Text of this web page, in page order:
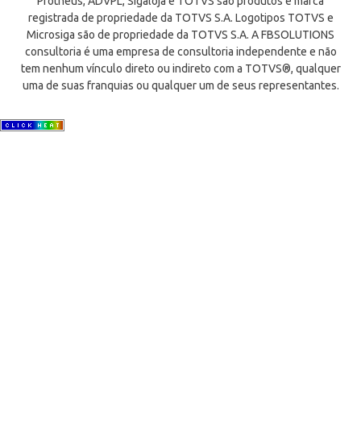
registrada de propriedade da TOTVS S.A. Logotipos TOTVS e
Microsiga são de propriedade da TOTVS S.A. A FBSOLUTIONS
consultoria é uma empresa de consultoria independente e não
tem nenhum vínculo direto ou indireto com a TOTVS®, qualquer
uma de suas franquias ou qualquer um de seus representantes.